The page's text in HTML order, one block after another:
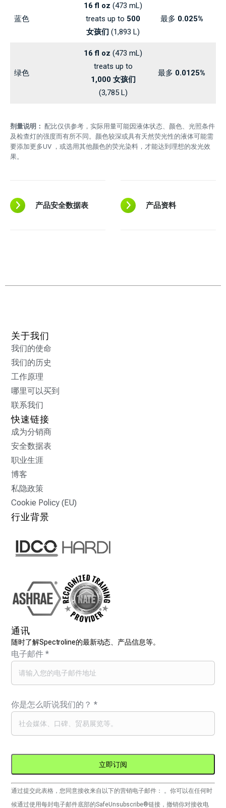
蓝色
16 fl oz (473 mL)
treats up to 500
女孩们 (1,893 L)
最多 0.025%
绿色
16 fl oz (473 mL)
treats up to
1,000 女孩们
(3,785 L)
最多 0.0125%
剂量说明： 配比仅供参考，实际用量可能因液体状态、颜色、光照条件
及检查灯的强度而有所不同。颜色较深或具有天然荧光性的液体可能需
要添加更多UV ，或选用其他颜色的荧光染料，才能达到理想的发光效
果。
产品安全数据表 产品资料
关于我们
我们的使命
我们的历史
工作原理
哪里可以买到
联系我们
快速链接
成为分销商
安全数据表
职业生涯
博客
私隐政策
Cookie Policy (EU)
行业背景
通讯
随时了解Spectroline的最新动态、产品信息等。
电子邮件*
你是怎么听说我们的？*
Constant
Contact
通过提交此表格，您同意接收来自以下的营销电子邮件： 。你可以在任何时
候通过使用每封电子邮件底部的SafeUnsubscribe®链接，撤销你对接收电